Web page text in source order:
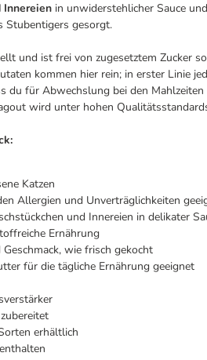
Innereien in unwiderstehlicher Sauce
Stubentigers gesorgt.
und ist frei von zugesetztem Zucker
kommen hier rein; in erster Linie
du für Abwechslung bei den
wird unter hohen
Katzen
Allergien und Unverträglichkeiten
und Innereien in delikater
Ernährung
wie frisch gekocht
für die tägliche Ernährung geeignet
erhältlich